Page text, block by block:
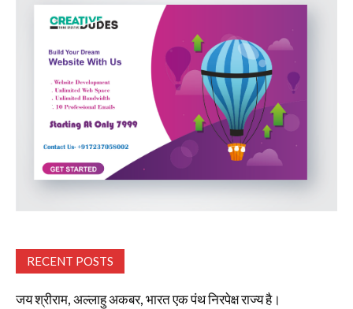
RECENT POSTS
जय श्रीराम, अल्लाहु अकबर, भारत एक पंथ निरपेक्ष राज्य है।